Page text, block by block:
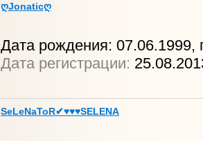
ღJonaticღ
Дата рождения: 07.06.1999,
Дата регистрации:
SeLeNaToR✔♥♥♥SELENA